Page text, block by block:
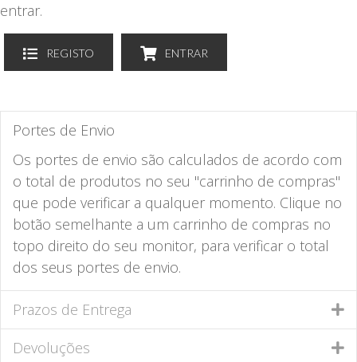
entrar.
REGISTO ENTRAR
Portes de Envio
Os portes de envio são calculados de acordo com
o total de produtos no seu "carrinho de compras"
que pode verificar a qualquer momento. Clique no
botão semelhante a um carrinho de compras no
topo direito do seu monitor, para verificar o total
dos seus portes de envio.
Prazos de Entrega
Devoluções